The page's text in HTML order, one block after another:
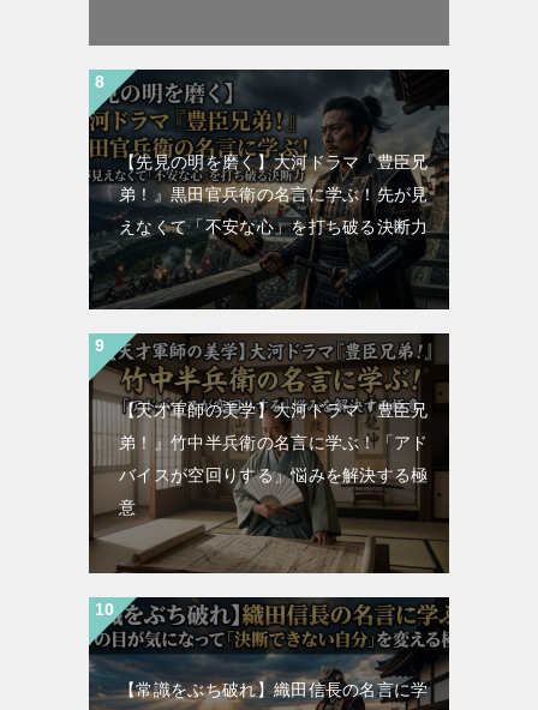
【先見の明を磨く】大河ドラマ『豊臣兄
弟！』黒田官兵衛の名言に学ぶ！先が見
えなくて「不安な心」を打ち破る決断力
【天才軍師の美学】大河ドラマ『豊臣兄
弟！』竹中半兵衛の名言に学ぶ！「アド
バイスが空回りする」悩みを解決する極
意
【常識をぶち破れ】織田信長の名言に学